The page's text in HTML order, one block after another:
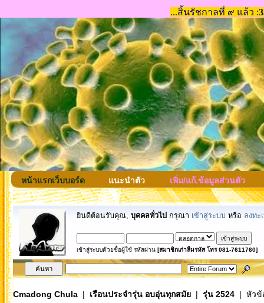
หน้าแรกเว็บบอร์ด แนะนำตัว เพิ่ม/แก้.ข้อมูลส่วนตัว
ยินดีต้อนรับคุณ, บุคคลทั่วไป กรุณา เข้าสู่ระบบ หรือ ลงทะ
เข้าสู่ระบบด้วยชื่อผู้ใช้ รหัสผ่าน [สมาชิกเก่าลืมรหัส โทร 081-7611760]
Cmadong Chula| เรือนประจำรุ่น อบอุ่นทุกสมัย| รุ่น 2524| หัวข้